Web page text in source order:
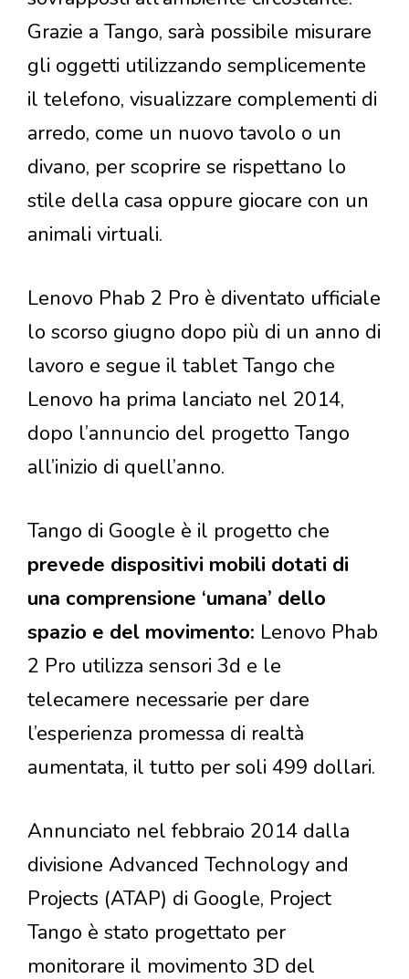
Grazie a Tango, sarà possibile misurare
gli oggetti utilizzando semplicemente
il telefono, visualizzare complementi di
arredo, come un nuovo tavolo o un
divano, per scoprire se rispettano lo
stile della casa oppure giocare con un
animali virtuali.
Lenovo Phab 2 Pro è diventato ufficiale
lo scorso giugno dopo più di un anno di
lavoro e segue il tablet Tango che
Lenovo ha prima lanciato nel 2014,
dopo l’annuncio del progetto Tango
all’inizio di quell’anno.
Tango di Google è il progetto che
prevede dispositivi mobili dotati di
una comprensione ‘umana’ dello
spazio e del movimento: Lenovo Phab
2 Pro utilizza sensori 3d e le
telecamere necessarie per dare
l’esperienza promessa di realtà
aumentata, il tutto per soli 499 dollari.
Annunciato nel febbraio 2014 dalla
divisione Advanced Technology and
Projects (ATAP) di Google, Project
Tango è stato progettato per
monitorare il movimento 3D del